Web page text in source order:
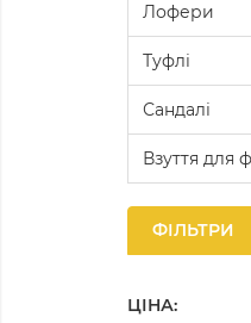
Лофери
Туфлі
Сандалі
Взуття для
ФІЛЬТРИ
ЦІНА: